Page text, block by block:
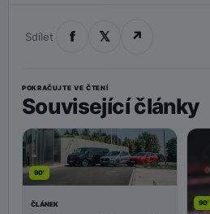
Sdílet f 𝕏 ↗
POKRAČUJTE VE ČTENÍ
Související články
90'
ČLÁNEK 90'